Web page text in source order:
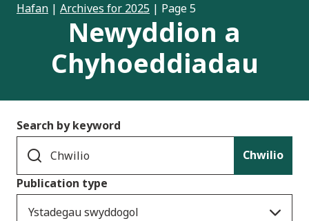
Hafan | Archives for 2025 | Page 5
Newyddion a
Chyhoeddiadau
Search by keyword
Chwilio
Publication type
Ystadegau swyddogol